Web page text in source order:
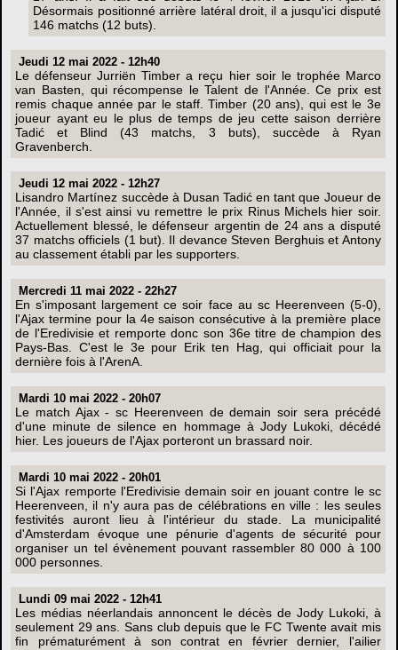
Désormais positionné arrière latéral droit, il a jusqu'ici disputé
146 matchs (12 buts).
Jeudi 12 mai 2022 - 12h40
Le défenseur Jurriën Timber a reçu hier soir le trophée Marco
van Basten, qui récompense le Talent de l'Année. Ce prix est
remis chaque année par le staff. Timber (20 ans), qui est le 3e
joueur ayant eu le plus de temps de jeu cette saison derrière
Tadić et Blind (43 matchs, 3 buts), succède à Ryan
Gravenberch.
Jeudi 12 mai 2022 - 12h27
Lisandro Martínez succède à Dusan Tadić en tant que Joueur de
l'Année, il s'est ainsi vu remettre le prix Rinus Michels hier soir.
Actuellement blessé, le défenseur argentin de 24 ans a disputé
37 matchs officiels (1 but). Il devance Steven Berghuis et Antony
au classement établi par les supporters.
Mercredi 11 mai 2022 - 22h27
En s'imposant largement ce soir face au sc Heerenveen (5-0),
l'Ajax termine pour la 4e saison consécutive à la première place
de l'Eredivisie et remporte donc son 36e titre de champion des
Pays-Bas. C'est le 3e pour Erik ten Hag, qui officiait pour la
dernière fois à l'ArenA.
Mardi 10 mai 2022 - 20h07
Le match Ajax - sc Heerenveen de demain soir sera précédé
d'une minute de silence en hommage à Jody Lukoki, décédé
hier. Les joueurs de l'Ajax porteront un brassard noir.
Mardi 10 mai 2022 - 20h01
Si l'Ajax remporte l'Eredivisie demain soir en jouant contre le sc
Heerenveen, il n'y aura pas de célébrations en ville : les seules
festivités auront lieu à l'intérieur du stade. La municipalité
d'Amsterdam évoque une pénurie d'agents de sécurité pour
organiser un tel évènement pouvant rassembler 80 000 à 100
000 personnes.
Lundi 09 mai 2022 - 12h41
Les médias néerlandais annoncent le décès de Jody Lukoki, à
seulement 29 ans. Sans club depuis que le FC Twente avait mis
fin prématurément à son contrat en février dernier, l'ailier